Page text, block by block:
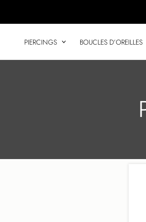
au
PIERCINGS BOUCLES D’OREILLES